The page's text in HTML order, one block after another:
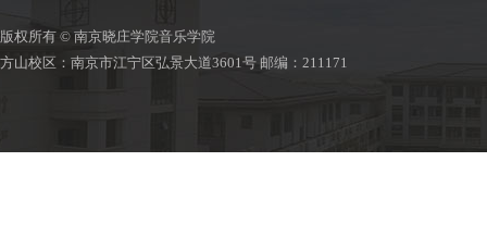
版权所有 © 南京晓庄学院音乐学院
方山校区：南京市江宁区弘景大道3601号 邮编：211171